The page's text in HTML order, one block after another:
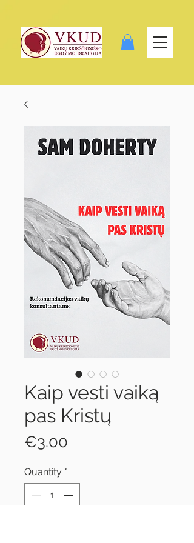
Kaip vesti vaiką
pas Kristų
€3.00
Quantity *